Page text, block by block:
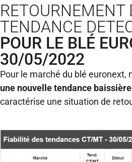
RETOURNEMENT
TENDANCE
POUR LE BLÉ
30/05/2022
Pour le marché du blé euronext,
une nouvelle tendance
caractérise une situation de